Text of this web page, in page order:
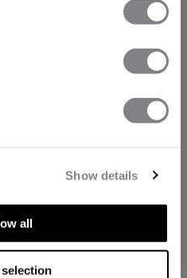
Show details
all